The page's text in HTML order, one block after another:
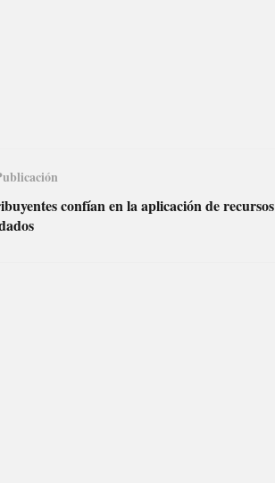
confían en la aplicación de recursos